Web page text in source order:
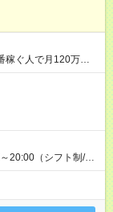
稼ぐ人で月120万ほ
個配達×25日勤務
20:00（シフト制/実
も有り） ※配達状況に
り多少の前後あり